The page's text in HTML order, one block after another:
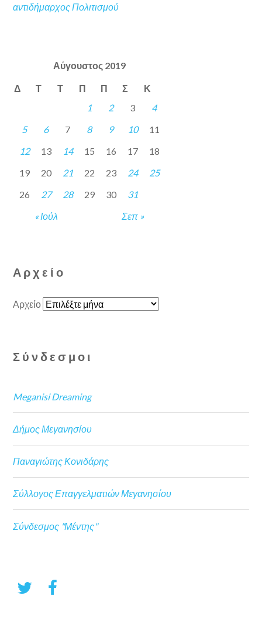
αντιδήμαρχος Πολιτισμού
Αύγουστος 2019
Δ Τ Τ Π Π Σ Κ
« Ιούλ Σεπ »
1 2 3
4
5
6 7 8 9 10
11
12
13 14 15 16 17
18
19
20 21 22 23 24
25
26
27 28 29 30 31
Αρχείο
Αρχείο
Σύνδεσμοι
Meganisi Dreaming
Δήμος Μεγανησίου
Παναγιώτης Κονιδάρης
Σύλλογος Επαγγελματιών Μεγανησίου
Σύνδεσμος "Μέντης"